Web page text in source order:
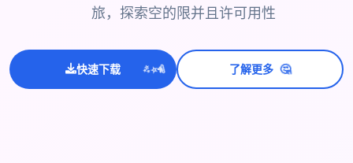
旅，探索空的限并且许可用性
快速下载 ✨⭐💫 了解更多 🤔